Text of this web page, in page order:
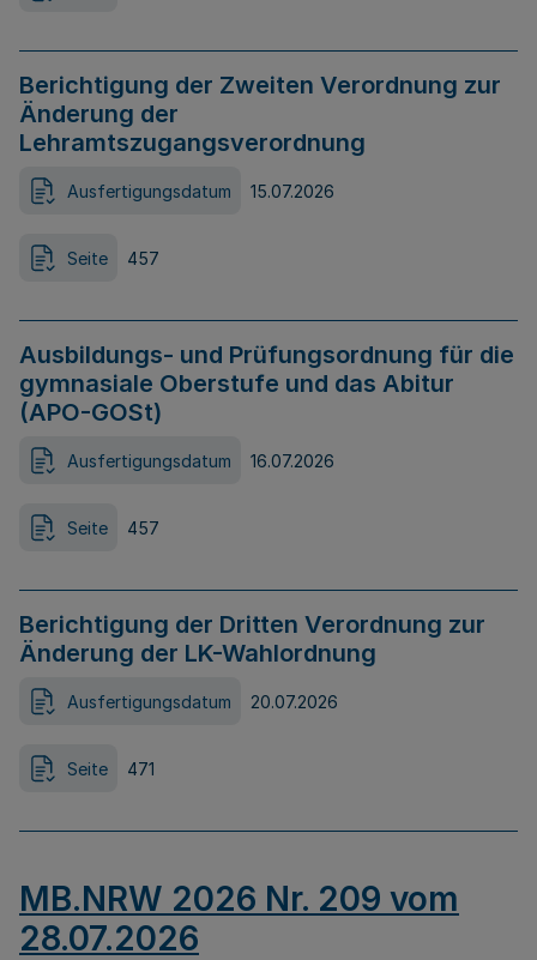
Berichtigung der Zweiten Verordnung zur
Änderung der
Lehramtszugangsverordnung
Ausfertigungsdatum 15.07.2026
Seite 457
Ausbildungs- und Prüfungsordnung für die
gymnasiale Oberstufe und das Abitur
(APO-GOSt)
Ausfertigungsdatum 16.07.2026
Seite 457
Berichtigung der Dritten Verordnung zur
Änderung der LK-Wahlordnung
Ausfertigungsdatum 20.07.2026
Seite 471
MB.NRW 2026 Nr. 209 vom
28.07.2026